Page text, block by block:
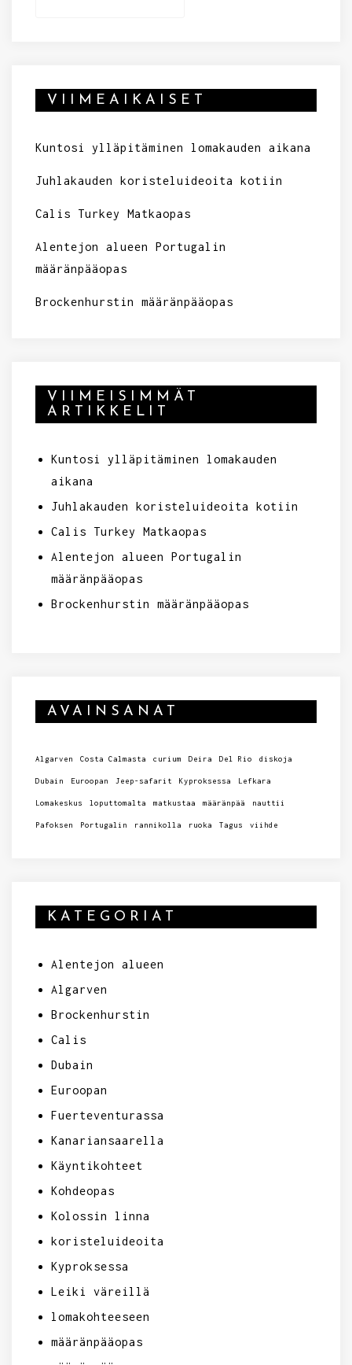
VIIMEAIKAISET
Kuntosi ylläpitäminen lomakauden aikana
Juhlakauden koristeluideoita kotiin
Calis Turkey Matkaopas
Alentejon alueen Portugalin
määränpääopas
Brockenhurstin määränpääopas
VIIMEISIMMÄT
ARTIKKELIT
Kuntosi ylläpitäminen lomakauden
aikana
Juhlakauden koristeluideoita kotiin
Calis Turkey Matkaopas
Alentejon alueen Portugalin
määränpääopas
Brockenhurstin määränpääopas
AVAINSANAT
Algarven Costa Calmasta curium Deira Del Rio diskoja
Dubain Euroopan Jeep-safarit Kyproksessa Lefkara
Lomakeskus loputtomalta matkustaa määränpää nauttii
Pafoksen Portugalin rannikolla ruoka Tagus viihde
KATEGORIAT
Alentejon alueen
Algarven
Brockenhurstin
Calis
Dubain
Euroopan
Fuerteventurassa
Kanariansaarella
Käyntikohteet
Kohdeopas
Kolossin linna
koristeluideoita
Kyproksessa
Leiki väreillä
lomakohteeseen
määränpääopas